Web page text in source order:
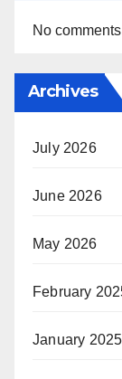
No
Archives
July 2026
June 2026
May 2026
February
January 2025